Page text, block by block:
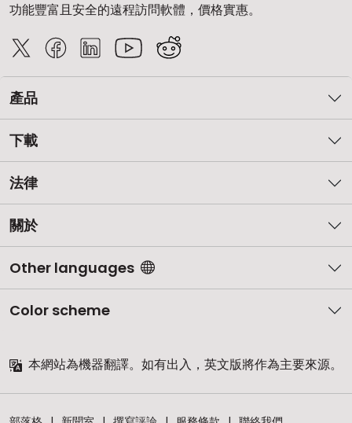
功能豐富且安全的遠程訪問軟體，價格實惠。
產品
下載
法律
關於
Other languages
Color scheme
本網站為機器翻譯。如有出入，英文版將作為主要來源。